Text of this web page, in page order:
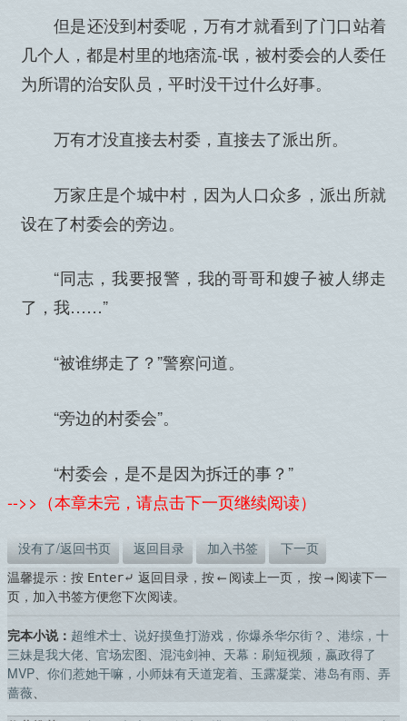
但是还没到村委呢，万有才就看到了门口站着
几个人，都是村里的地痞流-氓，被村委会的人委任
为所谓的治安队员，平时没干过什么好事。
万有才没直接去村委，直接去了派出所。
万家庄是个城中村，因为人口众多，派出所就
设在了村委会的旁边。
“同志，我要报警，我的哥哥和嫂子被人绑走
了，我……”
“被谁绑走了？”警察问道。
“旁边的村委会”。
“村委会，是不是因为拆迁的事？”
-->>（本章未完，请点击下一页继续阅读）
没有了/返回书页 返回目录 加入书签
下一页
温馨提示：按 Enter⤶ 返回目录，按⟵阅读上一页， 按⟶阅读下一
页，加入书签方便您下次阅读。
完本小说： 超维术士、 说好摸鱼打游戏，你爆杀华尔街？ 、 港综，十
三妹是我大佬、 官场宏图、 混沌剑神、 天幕：刷短视频，嬴政得了
MVP、 你们惹她干嘛，小师妹有天道宠着、 玉露凝棠、 港岛有雨、 弄
蔷薇、